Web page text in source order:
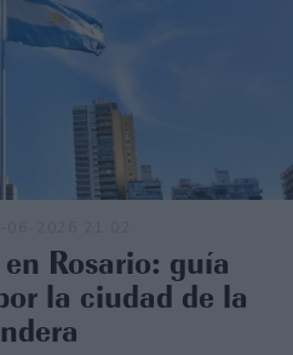
Rosario: guía
la ciudad de la